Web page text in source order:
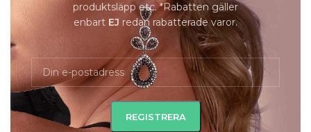
produktsläpp etc. *Rabatten gäller
enbart EJ redan rabatterade varor.
Ferrara Ring | Guld | Vita Zirkoner | 54
1 849kr
Slut i lager